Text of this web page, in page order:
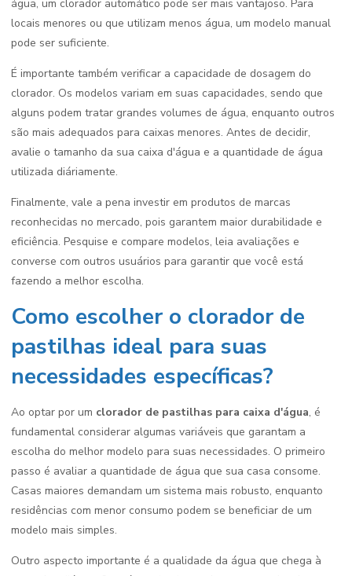
água, um clorador automático pode ser mais vantajoso. Para
locais menores ou que utilizam menos água, um modelo manual
pode ser suficiente.
É importante também verificar a capacidade de dosagem do
clorador. Os modelos variam em suas capacidades, sendo que
alguns podem tratar grandes volumes de água, enquanto outros
são mais adequados para caixas menores. Antes de decidir,
avalie o tamanho da sua caixa d'água e a quantidade de água
utilizada diáriamente.
Finalmente, vale a pena investir em produtos de marcas
reconhecidas no mercado, pois garantem maior durabilidade e
eficiência. Pesquise e compare modelos, leia avaliações e
converse com outros usuários para garantir que você está
fazendo a melhor escolha.
Como escolher o clorador de
pastilhas ideal para suas
necessidades específicas?
Ao optar por um clorador de pastilhas para caixa d'água, é
fundamental considerar algumas variáveis que garantam a
escolha do melhor modelo para suas necessidades. O primeiro
passo é avaliar a quantidade de água que sua casa consome.
Casas maiores demandam um sistema mais robusto, enquanto
residências com menor consumo podem se beneficiar de um
modelo mais simples.
Outro aspecto importante é a qualidade da água que chega à